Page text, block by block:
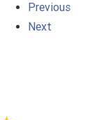
Previous
Next